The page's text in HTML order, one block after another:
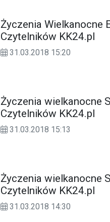
Życzenia Wielkanocne
Czytelników KK24.pl
31.03.2018 15:20
Życzenia wielkanocne
Czytelników KK24.pl
31.03.2018 15:13
Życzenia wielkanocne
Czytelników KK24.pl
31.03.2018 14:30